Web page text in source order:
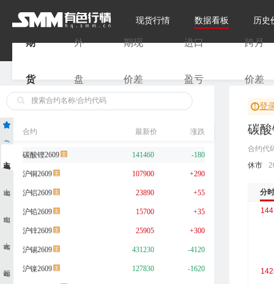
现货行情 数据看板 历史
期
货
外
盘
期现
价差
进口
盈亏
跨月
价差
合约 最新价 涨跌
碳酸锂2609 141460 -180
沪铜2609 107900 +290
沪铝2609 23890 +55
沪铅2609 15700 +35
沪锌2609 25905 +300
沪锡2609 431230 -4120
沪镍2609 127830 -1620
登
碳
合约代
休市
分时